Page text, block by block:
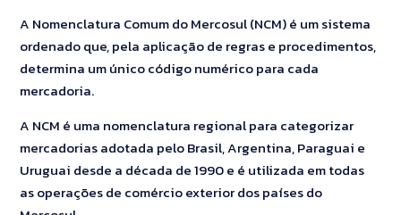
A Nomenclatura Comum do Mercosul (NCM) é um sistema
ordenado que, pela aplicação de regras e procedimentos,
determina um único código numérico para cada
mercadoria.
A NCM é uma nomenclatura regional para categorizar
mercadorias adotada pelo Brasil, Argentina, Paraguai e
Uruguai desde a década de 1990 e é utilizada em todas
as operações de comércio exterior dos países do